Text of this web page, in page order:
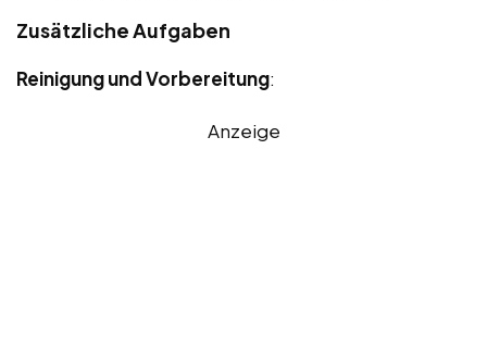
Zusätzliche Aufgaben
Reinigung und Vorbereitung:
Anzeige